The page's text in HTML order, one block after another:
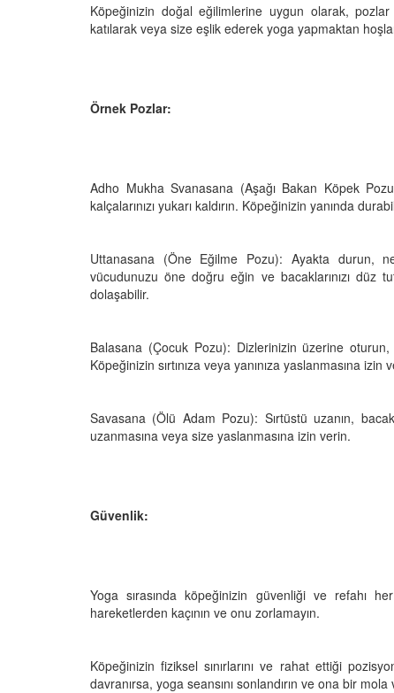
Köpeğinizin doğal eğilimlerine uygun olarak,
katılarak veya size eşlik ederek yoga yapmaktan
Örnek Pozlar:
Adho Mukha Svanasana (Aşağı Bakan Köpek
kalçalarınızı yukarı kaldırın. Köpeğinizin yanında
Uttanasana (Öne Eğilme Pozu): Ayakta durun,
vücudunuzu öne doğru eğin ve bacaklarınızı düz
dolaşabilir.
Balasana (Çocuk Pozu): Dizlerinizin üzerine oturun,
Köpeğinizin sırtınıza veya yanınıza yaslanmasına izin
Savasana (Ölü Adam Pozu): Sırtüstü uzanın,
uzanmasına veya size yaslanmasına izin verin.
Güvenlik:
Yoga sırasında köpeğinizin güvenliği ve refahı
hareketlerden kaçının ve onu zorlamayın.
Köpeğinizin fiziksel sınırlarını ve rahat ettiği
davranırsa, yoga seansını sonlandırın ve ona bir mola